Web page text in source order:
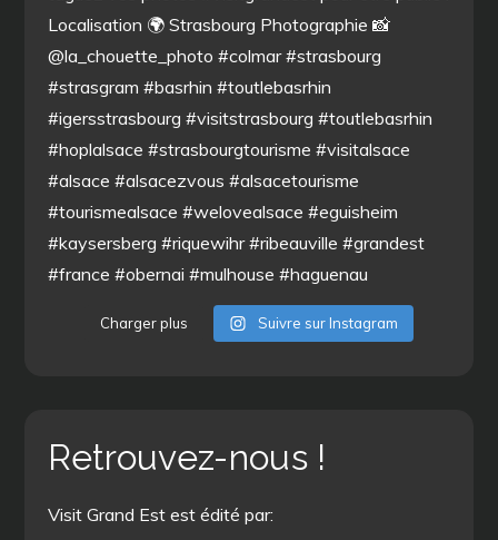
Charger plus Suivre sur Instagram
Retrouvez-nous !
Visit Grand Est est édité par: